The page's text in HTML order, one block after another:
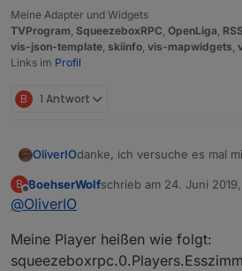
Meine Adapter und Widgets
TVProgram, SqueezeboxRPC, OpenLiga,
vis-json-template, skiinfo, vis-mapwidgets,
Links im Profil
B 1 Antwort
OliverIOdanke, ich versuche es mal
Wie heißen deine Player? Da
daran liegen. Da könnte auch
Endlosschleife liegen.
B
Offline
BoehserWolfschrieb am 24. Juni
zuletzt editiert von
@OliverIO
Meine Player heißen wie folgt: